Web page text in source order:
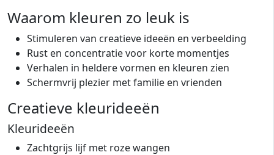
Waarom kleuren zo leuk is
Stimuleren van creatieve ideeën en verbeelding
Rust en concentratie voor korte momentjes
Verhalen in heldere vormen en kleuren zien
Schermvrij plezier met familie en vrienden
Creatieve kleurideeën
Kleurideeën
Zachtgrijs lijf met roze wangen